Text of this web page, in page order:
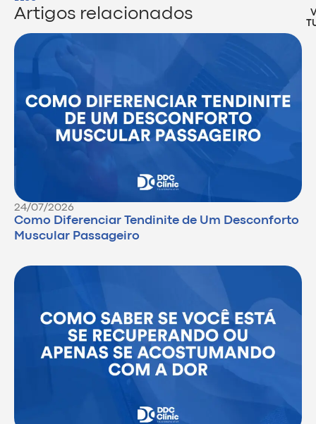
Artigos relacionados
24/07/2026
Como Diferenciar Tendinite de Um Desconforto
Muscular Passageiro